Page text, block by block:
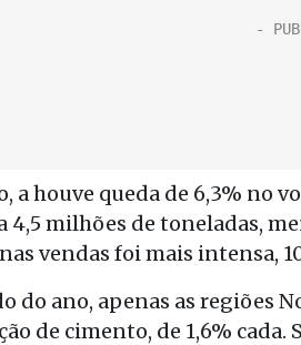
a houve queda de 6,3% no
4,5 milhões de toneladas,
vendas foi mais intensa,
do ano, apenas as regiões
de cimento, de 1,6%